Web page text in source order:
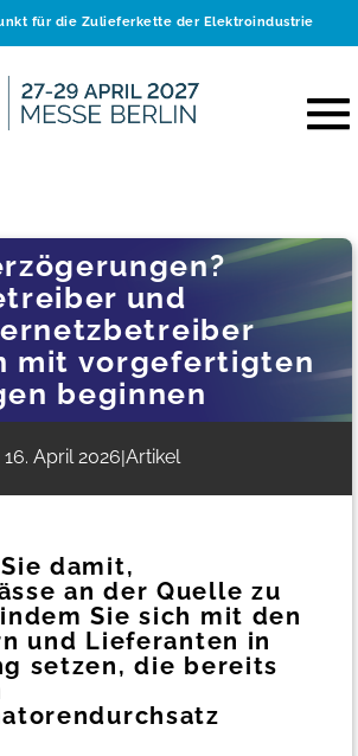
für die Zulieferkette der Elektroindustrie
und
mit vorgefertigten
beginnen
16. April 2026|Artikel
damit,
an der Quelle zu
Sie sich mit den
und Lieferanten in
setzen, die bereits